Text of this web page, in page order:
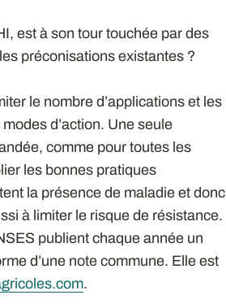
est à son tour touchée par des
préconisations existantes ?
le nombre d’applications et les
d’action. Une seule
comme pour toutes les
les bonnes pratiques
la présence de maladie et donc
à limiter le risque de résistance.
publient chaque année un
d’une note commune. Elle est
.